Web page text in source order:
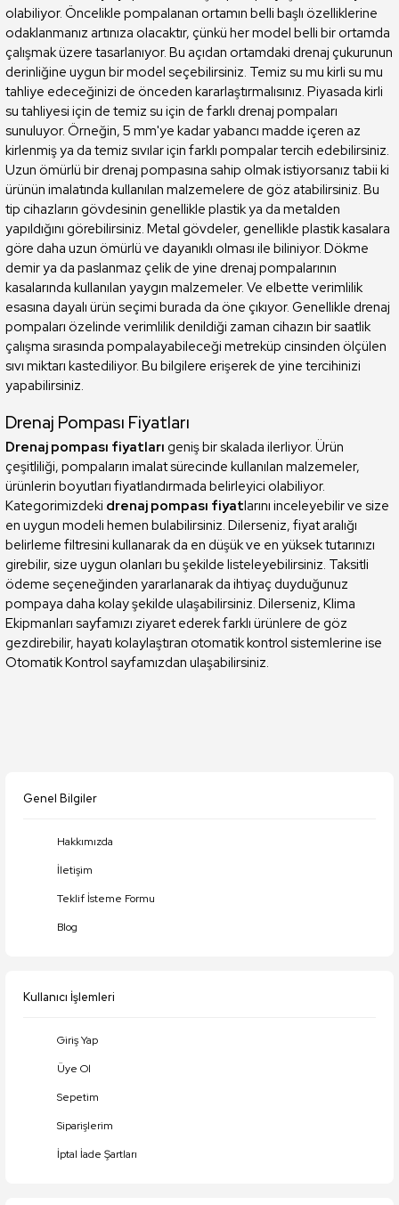
olabiliyor. Öncelikle pompalanan ortamın belli başlı özelliklerine
odaklanmanız artınıza olacaktır, çünkü her model belli bir ortamda
çalışmak üzere tasarlanıyor. Bu açıdan ortamdaki drenaj çukurunun
derinliğine uygun bir model seçebilirsiniz. Temiz su mu kirli su mu
tahliye edeceğinizi de önceden kararlaştırmalısınız. Piyasada kirli
su tahliyesi için de temiz su için de farklı drenaj pompaları
sunuluyor. Örneğin, 5 mm'ye kadar yabancı madde içeren az
kirlenmiş ya da temiz sıvılar için farklı pompalar tercih edebilirsiniz.
Uzun ömürlü bir drenaj pompasına sahip olmak istiyorsanız tabii ki
ürünün imalatında kullanılan malzemelere de göz atabilirsiniz. Bu
tip cihazların gövdesinin genellikle plastik ya da metalden
yapıldığını görebilirsiniz. Metal gövdeler, genellikle plastik kasalara
göre daha uzun ömürlü ve dayanıklı olması ile biliniyor. Dökme
demir ya da paslanmaz çelik de yine drenaj pompalarının
kasalarında kullanılan yaygın malzemeler. Ve elbette verimlilik
esasına dayalı ürün seçimi burada da öne çıkıyor. Genellikle drenaj
pompaları özelinde verimlilik denildiği zaman cihazın bir saatlik
çalışma sırasında pompalayabileceği metreküp cinsinden ölçülen
sıvı miktarı kastediliyor. Bu bilgilere erişerek de yine tercihinizi
yapabilirsiniz.
Drenaj Pompası Fiyatları
Drenaj pompası fiyatları geniş bir skalada ilerliyor. Ürün
çeşitliliği, pompaların imalat sürecinde kullanılan malzemeler,
ürünlerin boyutları fiyatlandırmada belirleyici olabiliyor.
Kategorimizdeki drenaj pompası fiyatlarını inceleyebilir ve size
en uygun modeli hemen bulabilirsiniz. Dilerseniz, fiyat aralığı
belirleme filtresini kullanarak da en düşük ve en yüksek tutarınızı
girebilir, size uygun olanları bu şekilde listeleyebilirsiniz. Taksitli
ödeme seçeneğinden yararlanarak da ihtiyaç duyduğunuz
pompaya daha kolay şekilde ulaşabilirsiniz. Dilerseniz, Klima
Ekipmanları sayfamızı ziyaret ederek farklı ürünlere de göz
gezdirebilir, hayatı kolaylaştıran otomatik kontrol sistemlerine ise
Otomatik Kontrol sayfamızdan ulaşabilirsiniz.
Genel Bilgiler
Hakkımızda
İletişim
Teklif İsteme Formu
Blog
Kullanıcı İşlemleri
Giriş Yap
Üye Ol
Sepetim
Siparişlerim
İptal İade Şartları